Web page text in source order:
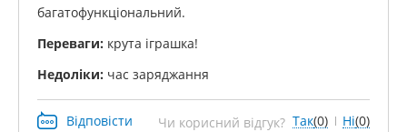
багатофункціональний.
Переваги: ​​крута іграшка!
Недоліки: час заряджання
Відповісти Чи корисний відгук? Так(0) Ні(0)